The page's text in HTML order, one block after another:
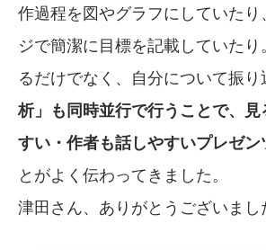
作過程を図やグラフにしていた
ジで簡潔に目標を記載していた
るだけでなく、自分について振り
析」も同時並行で行うことで、
すい・作者も話しやすいプレゼン
とがよく伝わってきました。
津田さん、ありがとうございまし